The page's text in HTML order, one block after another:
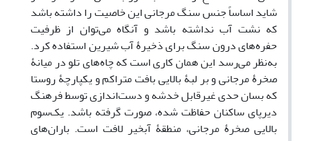
شاید اساساً جنس سنگ مرجانی این خاصیت را داشته باشد
که نشت آب نداشته باشد و آنگاه می‌توان از ظرفیت
حفره‌های درون سنگ برای ذخیرۀ آب شیرین استفاده کرد.
به‌نظر می‌رسد این همان کاری است که چاه‌های تلو در میانۀ
صخرۀ مرجانی و بر لبۀ بالایی بافت متراکم و یکپارچۀ روستا
که بسان حدی غیرقابل خدشه و دست‌اندازی توسط فرهنگ
دیرپای ساکنان حفاظت شده، صورت گرفته باشد. یک‌سوم
بالایی صخرۀ مرجانی، منطقۀ آبخیر لافت است. باران‌های